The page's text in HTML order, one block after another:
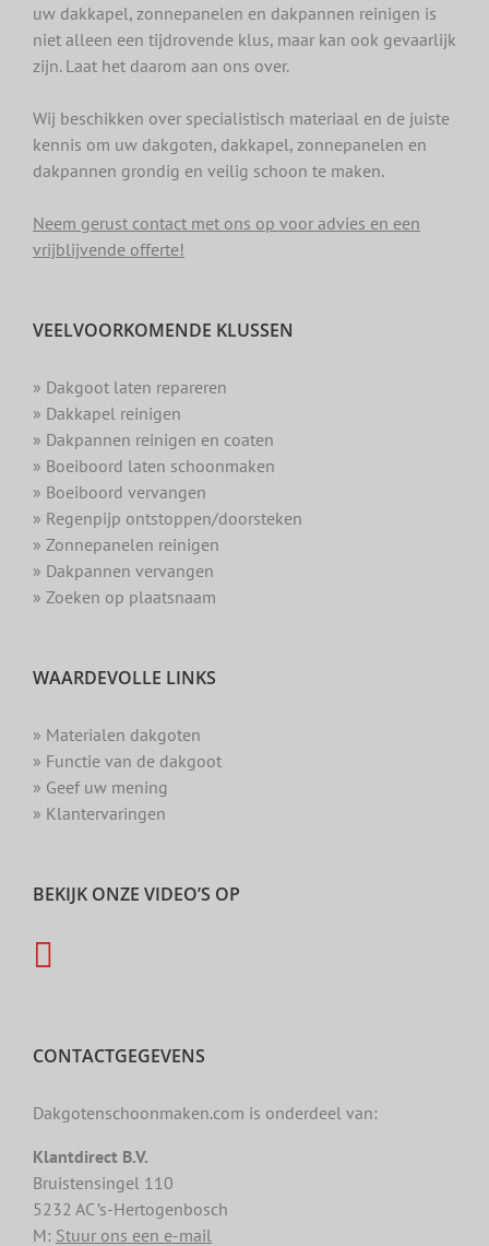
uw dakkapel, zonnepanelen en dakpannen reinigen is
niet alleen een tijdrovende klus, maar kan ook gevaarlijk
zijn. Laat het daarom aan ons over.
Wij beschikken over specialistisch materiaal en de juiste
kennis om uw dakgoten, dakkapel, zonnepanelen en
dakpannen grondig en veilig schoon te maken.
Neem gerust contact met ons op voor advies en een
vrijblijvende offerte!
VEELVOORKOMENDE KLUSSEN
» Dakgoot laten repareren
» Dakkapel reinigen
» Dakpannen reinigen en coaten
» Boeiboord laten schoonmaken
» Boeiboord vervangen
» Regenpijp ontstoppen/doorsteken
» Zonnepanelen reinigen
» Dakpannen vervangen
» Zoeken op plaatsnaam
WAARDEVOLLE LINKS
» Materialen dakgoten
» Functie van de dakgoot
» Geef uw mening
» Klantervaringen
BEKIJK ONZE VIDEO’S OP
CONTACTGEGEVENS
Dakgotenschoonmaken.com is onderdeel van:
Klantdirect B.V.
Bruistensingel 110
5232 AC ’s-Hertogenbosch
M: Stuur ons een e-mail